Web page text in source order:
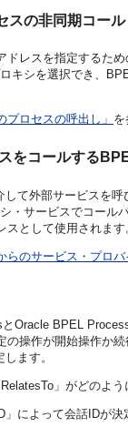
スの非同期コール
レスを指定するた
キシを選択でき、
ロセスの呼出し」
をコールする
て外部サービスを
・サービスでコー
スとして使用されます
らのサービス・プロ
Oracle BPEL
操作が開始操作か
ます。
」がどのよ
によって会話IDが